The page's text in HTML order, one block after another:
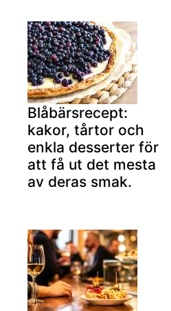
Blåbärsrecept:
kakor, tårtor och
enkla desserter för
att få ut det mesta
av deras smak.